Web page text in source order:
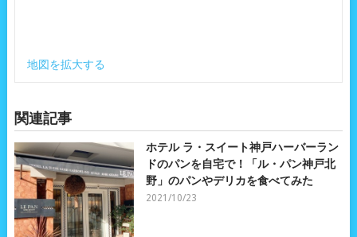
地図を拡大する
関連記事
ホテル ラ・スイート神戸ハーバーラン
ドのパンを自宅で！「ル・パン神戸北
野」のパンやデリカを食べてみた
2021/10/23